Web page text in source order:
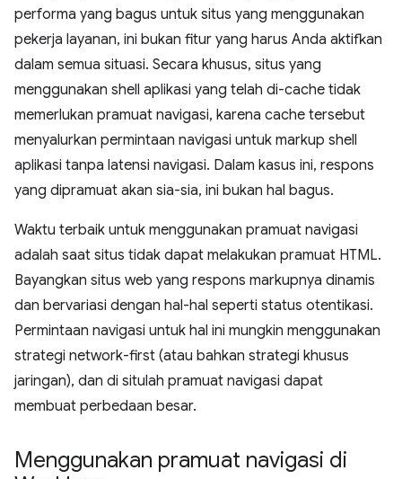
performa yang bagus untuk situs yang menggunakan
pekerja layanan, ini bukan fitur yang harus Anda aktifkan
dalam semua situasi. Secara khusus, situs yang
menggunakan shell aplikasi yang telah di-cache tidak
memerlukan pramuat navigasi, karena cache tersebut
menyalurkan permintaan navigasi untuk markup shell
aplikasi tanpa latensi navigasi. Dalam kasus ini, respons
yang dipramuat akan sia-sia, ini bukan hal bagus.
Waktu terbaik untuk menggunakan pramuat navigasi
adalah saat situs tidak dapat melakukan pramuat HTML.
Bayangkan situs web yang respons markupnya dinamis
dan bervariasi dengan hal-hal seperti status otentikasi.
Permintaan navigasi untuk hal ini mungkin menggunakan
strategi network-first (atau bahkan strategi khusus
jaringan), dan di situlah pramuat navigasi dapat
membuat perbedaan besar.
Menggunakan pramuat navigasi di